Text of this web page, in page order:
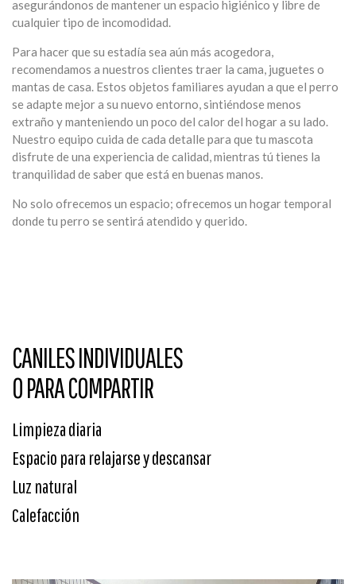
asegurándonos de mantener un espacio higiénico y libre de
cualquier tipo de incomodidad.
Para hacer que su estadía sea aún más acogedora,
recomendamos a nuestros clientes traer la cama, juguetes o
mantas de casa. Estos objetos familiares ayudan a que el perro
se adapte mejor a su nuevo entorno, sintiéndose menos
extraño y manteniendo un poco del calor del hogar a su lado.
Nuestro equipo cuida de cada detalle para que tu mascota
disfrute de una experiencia de calidad, mientras tú tienes la
tranquilidad de saber que está en buenas manos.
No solo ofrecemos un espacio; ofrecemos un hogar temporal
donde tu perro se sentirá atendido y querido.
CANILES INDIVIDUALES
O PARA COMPARTIR
Limpieza diaria
Espacio para relajarse y descansar
Luz natural
Calefacción